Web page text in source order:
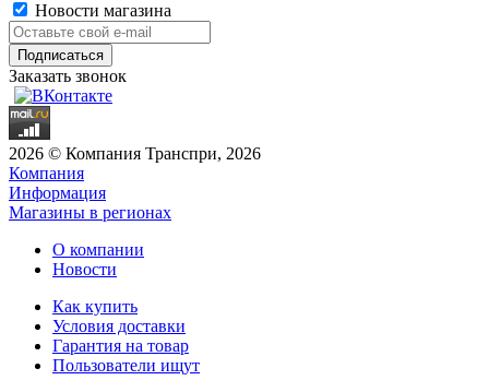
Новости магазина
Заказать звонок
2026 © Компания Транспри, 2026
Компания
Информация
Магазины в регионах
О компании
Новости
Как купить
Условия доставки
Гарантия на товар
Пользователи ищут